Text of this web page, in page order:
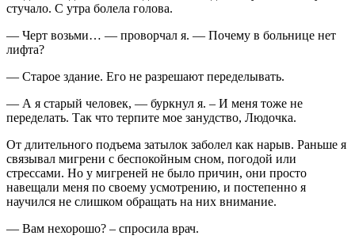
стучало. С утра болела голова.
— Черт возьми… — проворчал я. — Почему в больнице нет
лифта?
— Старое здание. Его не разрешают переделывать.
— А я старый человек, — буркнул я. – И меня тоже не
переделать. Так что терпите мое занудство, Людочка.
От длительного подъема затылок заболел как нарыв. Раньше я
связывал мигрени с беспокойным сном, погодой или
стрессами. Но у мигреней не было причин, они просто
навещали меня по своему усмотрению, и постепенно я
научился не слишком обращать на них внимание.
— Вам нехорошо? – спросила врач.